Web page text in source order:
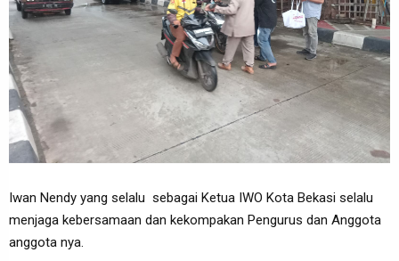
Iwan Nendy yang selalu sebagai Ketua IWO Kota Bekasi selalu
menjaga kebersamaan dan kekompakan Pengurus dan Anggota
anggota nya.